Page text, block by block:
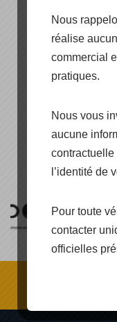
Nous
réalise
commercial
pratiques.
Nous vous
aucune
contractuelle
l’identité de
Pour toute
contacter
officielles